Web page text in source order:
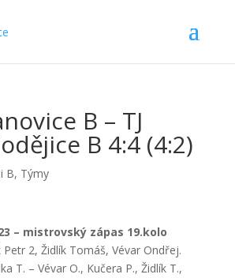
B – TJ
B 4:4 (4:2)
B, Týmy
– mistrovský zápas 19.kolo
2, Židlík Tomáš, Vévar Ondřej.
T. – Vévar O., Kučera P., Židlík T.,